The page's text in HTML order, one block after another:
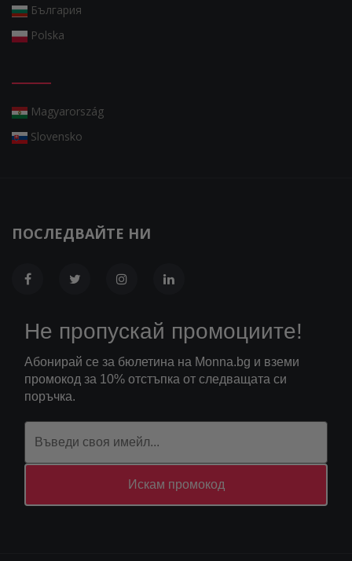
България
Polska
Magyarország
Slovensko
ПОСЛЕДВАЙТЕ НИ
Не пропускай промоциите!
Абонирай се за бюлетина на Monna.bg и вземи
промокод за 10% отстъпка от следващата си
поръчка.
Искам промокод